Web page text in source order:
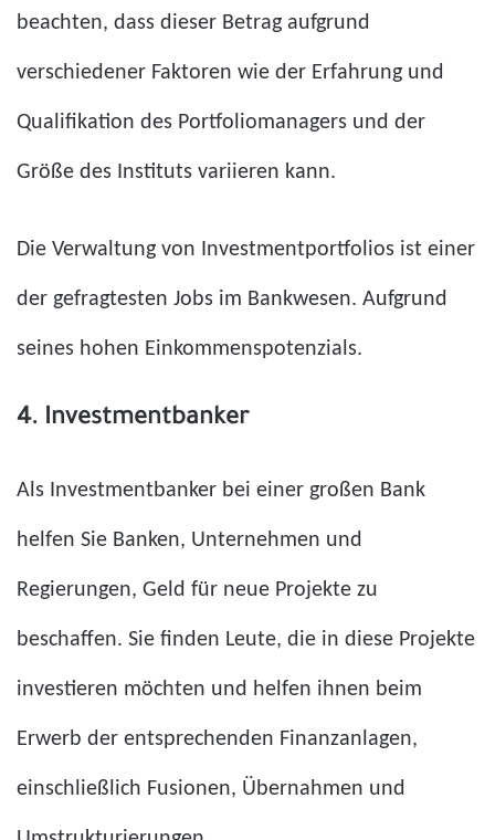
beachten, dass dieser Betrag aufgrund
verschiedener Faktoren wie der Erfahrung und
Qualifikation des Portfoliomanagers und der
Größe des Instituts variieren kann.
Die Verwaltung von Investmentportfolios ist einer
der gefragtesten Jobs im Bankwesen. Aufgrund
seines hohen Einkommenspotenzials.
4. Investmentbanker
Als Investmentbanker bei einer großen Bank
helfen Sie Banken, Unternehmen und
Regierungen, Geld für neue Projekte zu
beschaffen. Sie finden Leute, die in diese Projekte
investieren möchten und helfen ihnen beim
Erwerb der entsprechenden Finanzanlagen,
einschließlich Fusionen, Übernahmen und